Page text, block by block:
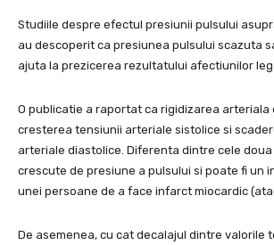
Studiile despre efectul presiunii pulsului
au descoperit ca presiunea pulsului scazuta
ajuta la prezicerea rezultatului afectiunilor
O publicatie a raportat ca rigidizarea arteriala
cresterea tensiunii arteriale sistolice si
arteriale diastolice. Diferenta dintre cele
crescute de presiune a pulsului si poate fi un
unei persoane de a face infarct miocardic
De asemenea, cu cat decalajul dintre valorile